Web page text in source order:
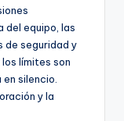
del equipo, las
de seguridad y
límites son
silencio.
y la